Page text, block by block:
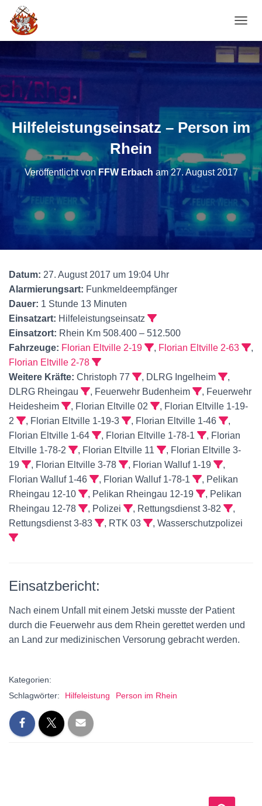
Hilfeleistungseinsatz – Person im
Rhein
Veröffentlicht von FFW Erbach am27. August 2017
Datum: 27. August 2017 um 19:04 Uhr
Alarmierungsart: Funkmeldeempfänger
Dauer: 1 Stunde 13 Minuten
Einsatzart: Hilfeleistungseinsatz
Einsatzort: Rhein Km 508.400 – 512.500
Fahrzeuge: Florian Eltville 2-19 , Florian Eltville 2-63
,
Florian Eltville 2-78
Weitere Kräfte: Christoph 77 , DLRG Ingelheim
,
DLRG Rheingau
, Feuerwehr Budenheim
, Feuerwehr
Heidesheim
, Florian Eltville 02
, Florian Eltville 1-19-
2
, Florian Eltville 1-19-3 , Florian Eltville 1-46
,
Florian Eltville 1-64
, Florian Eltville 1-78-1
, Florian
Eltville 1-78-2
, Florian Eltville 11
, Florian Eltville 3-
19
, Florian Eltville 3-78 , Florian Walluf 1-19
,
Florian Walluf 1-46
, Florian Walluf 1-78-1
, Pelikan
Rheingau 12-10
, Pelikan Rheingau 12-19
, Pelikan
Rheingau 12-78
, Polizei , Rettungsdienst 3-82
,
Rettungsdienst 3-83
, RTK 03 , Wasserschutzpolizei
Einsatzbericht:
Nach einem Unfall mit einem Jetski musste der Patient
durch die Feuerwehr aus dem Rhein gerettet werden und
an Land zur medizinischen Versorung gebracht werden.
Kategorien:
Schlagwörter:
Hilfeleistung Person im Rhein